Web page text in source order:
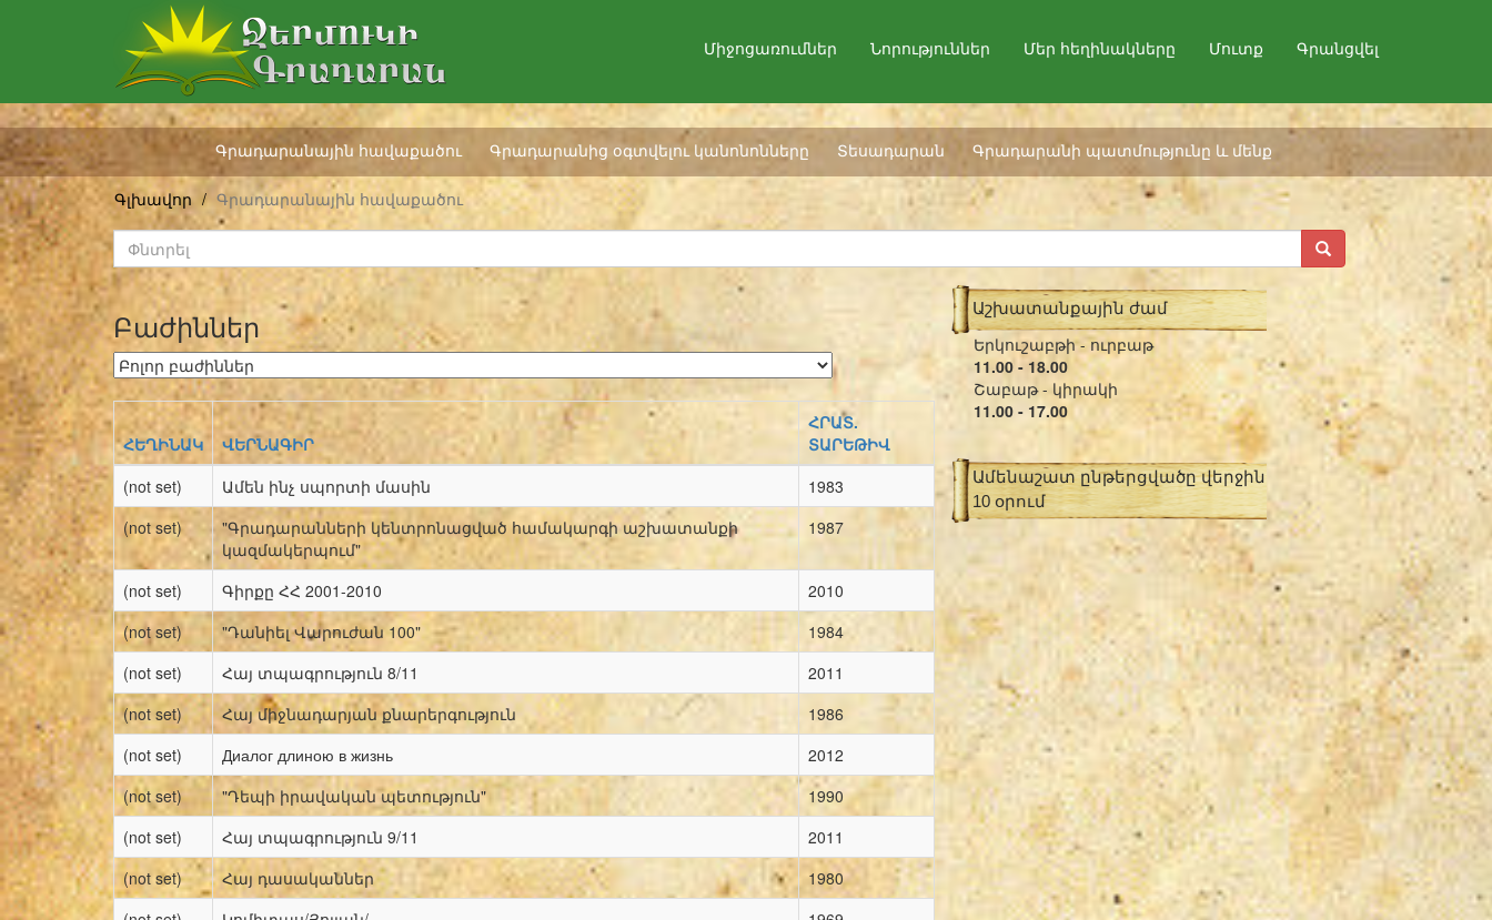
Միջոցառումներ Նորություններ Մեր հեղինակները Մուտք Գրանցվել
Գրադարանային հավաքածու Գրադարանից օգտվելու կանոնոնները Տեսադարան Գրադարանի պատմությունը և մենք
Գլխավոր Գրադարանային հավաքածու
Բաժիններ
ՀԵՂԻՆԱԿ ՎԵՐՆԱԳԻՐ
ՀՐԱՏ.
ՏԱՐԵԹԻՎ
(not set)
Ամեն ինչ սպորտի մասին
1983
(not set)
"Գրադարանների կենտրոնացված համակարգի աշխատանքի
կազմակերպում"
1987
(not set) Գիրքը ՀՀ 2001-2010
2010
(not set)
"Դանիել Վարուժան 100"
1984
(not set)
Հայ տպագրություն 8/11
2011
(not set)
Հայ միջնադարյան քնարերգություն
1986
(not set)
Диалог длиною в жизнь
2012
(not set)
"Դեպի իրավական պետություն"
1990
(not set)
Հայ տպագրություն 9/11
2011
(not set)
Հայ դասականներ
1980
Աշխատանքային ժամ
Երկուշաբթի - ուրբաթ
11.00 - 18.00
Շաբաթ - կիրակի
11.00 - 17.00
Ամենաշատ ընթերցվածը վերջին
10 օրում